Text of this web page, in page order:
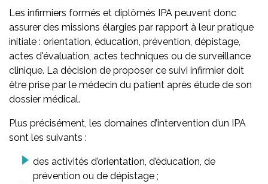
Les infirmiers formés et diplômés IPA peuvent donc
assurer des missions élargies par rapport à leur pratique
initiale : orientation, éducation, prévention, dépistage,
actes d'évaluation, actes techniques ou de surveillance
clinique. La décision de proposer ce suivi infirmier doit
être prise par le médecin du patient après étude de son
dossier médical.
Plus précisément, les domaines d’intervention d’un IPA
sont les suivants :
des activités d’orientation, d’éducation, de
prévention ou de dépistage ;